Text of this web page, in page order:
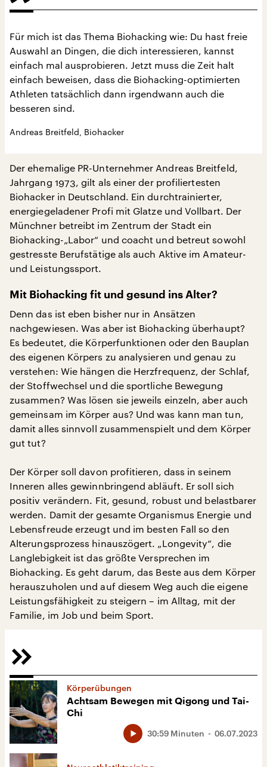
Für mich ist das Thema Biohacking wie: Du hast freie
Auswahl an Dingen, die dich interessieren, kannst
einfach mal ausprobieren. Jetzt muss die Zeit halt
einfach beweisen, dass die Biohacking-optimierten
Athleten tatsächlich dann irgendwann auch die
besseren sind.
Andreas Breitfeld, Biohacker
Der ehemalige PR-Unternehmer Andreas Breitfeld,
Jahrgang 1973, gilt als einer der profiliertesten
Biohacker in Deutschland. Ein durchtrainierter,
energiegeladener Profi mit Glatze und Vollbart. Der
Münchner betreibt im Zentrum der Stadt ein
Biohacking-„Labor“ und coacht und betreut sowohl
gestresste Berufstätige als auch Aktive im Amateur-
und Leistungssport.
Mit Biohacking fit und gesund ins Alter?
Denn das ist eben bisher nur in Ansätzen
nachgewiesen. Was aber ist Biohacking überhaupt?
Es bedeutet, die Körperfunktionen oder den Bauplan
des eigenen Körpers zu analysieren und genau zu
verstehen: Wie hängen die Herzfrequenz, der Schlaf,
der Stoffwechsel und die sportliche Bewegung
zusammen? Was lösen sie jeweils einzeln, aber auch
gemeinsam im Körper aus? Und was kann man tun,
damit alles sinnvoll zusammenspielt und dem Körper
gut tut?
Der Körper soll davon profitieren, dass in seinem
Inneren alles gewinnbringend abläuft. Er soll sich
positiv verändern. Fit, gesund, robust und belastbarer
werden. Damit der gesamte Organismus Energie und
Lebensfreude erzeugt und im besten Fall so den
Alterungsprozess hinauszögert. „Longevity“, die
Langlebigkeit ist das größte Versprechen im
Biohacking. Es geht darum, das Beste aus dem Körper
herauszuholen und auf diesem Weg auch die eigene
Leistungsfähigkeit zu steigern – im Alltag, mit der
Familie, im Job und beim Sport.
Körperübungen
Achtsam Bewegen mit Qigong und Tai-
Chi
06.07.2023
30:59 Minuten